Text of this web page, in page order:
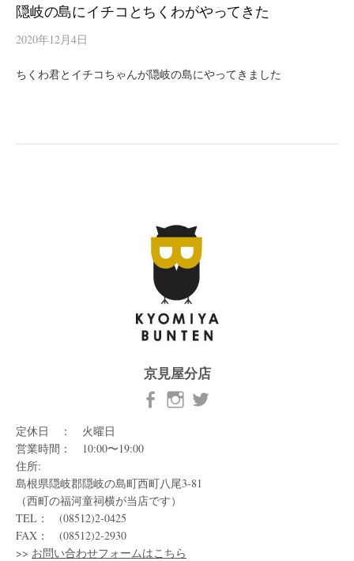
隠岐の島にイチコとちくわがやってきた
2020年12月4日
ちくわ君とイチコちゃんが隠岐の島にやってきました
京見屋分店
定休日 ： 火曜日
営業時間： 10:00〜19:00
住所:
島根県隠岐郡隠岐の島町西町八尾3-81
（西町の福河童祠横が当店です）
TEL： (08512)2-0425
FAX： (08512)2-2930
>> お問い合わせフォームはこちら